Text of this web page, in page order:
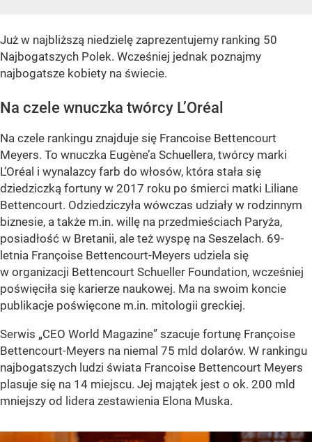
Już w najbliższą niedzielę zaprezentujemy ranking 50
Najbogatszych Polek. Wcześniej jednak poznajmy
najbogatsze kobiety na świecie.
Na czele wnuczka twórcy L’Oréal
Na czele rankingu znajduje się Francoise Bettencourt
Meyers. To wnuczka Eugène’a Schuellera, twórcy marki
L’Oréal i wynalazcy farb do włosów, która stała się
dziedziczką fortuny w 2017 roku po śmierci matki Liliane
Bettencourt. Odziedziczyła wówczas udziały w rodzinnym
biznesie, a także m.in. willę na przedmieściach Paryża,
posiadłość w Bretanii, ale też wyspę na Seszelach. 69-
letnia Françoise Bettencourt-Meyers udziela się
w organizacji Bettencourt Schueller Foundation, wcześniej
poświęciła się karierze naukowej. Ma na swoim koncie
publikacje poświęcone m.in. mitologii greckiej.
Serwis „CEO World Magazine” szacuje fortunę Françoise
Bettencourt-Meyers na niemal 75 mld dolarów. W rankingu
najbogatszych ludzi świata Francoise Bettencourt Meyers
plasuje się na 14 miejscu. Jej majątek jest o ok. 200 mld
mniejszy od lidera zestawienia Elona Muska.